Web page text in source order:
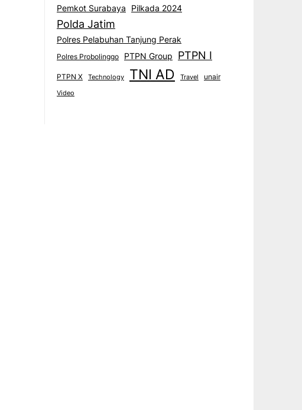
Pemkot Surabaya Pilkada 2024
Polda Jatim
Polres Pelabuhan Tanjung Perak
Polres Probolinggo PTPN Group PTPN I
PTPN X Technology TNI AD Travel unair
Video